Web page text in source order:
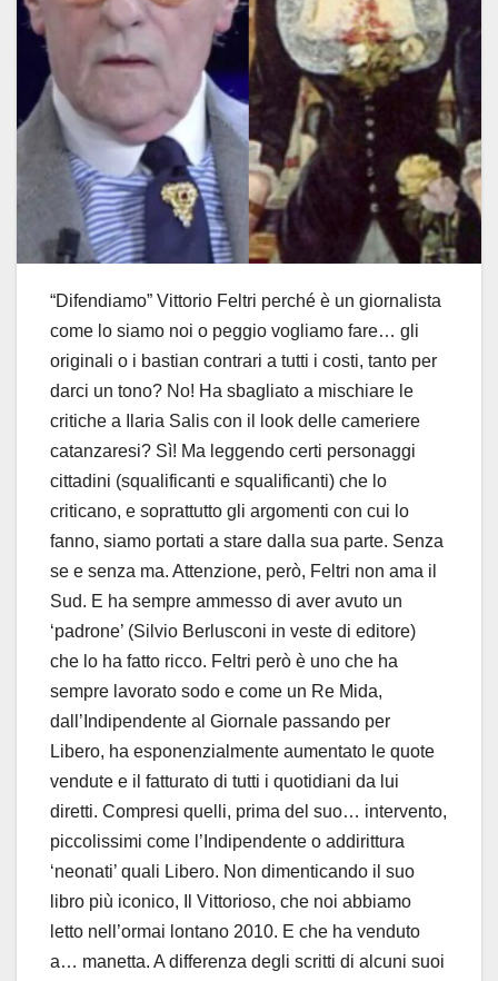
“Difendiamo” Vittorio Feltri perché è un giornalista
come lo siamo noi o peggio vogliamo fare… gli
originali o i bastian contrari a tutti i costi, tanto per
darci un tono? No! Ha sbagliato a mischiare le
critiche a Ilaria Salis con il look delle cameriere
catanzaresi? Sì! Ma leggendo certi personaggi
cittadini (squalificanti e squalificanti) che lo
criticano, e soprattutto gli argomenti con cui lo
fanno, siamo portati a stare dalla sua parte. Senza
se e senza ma. Attenzione, però, Feltri non ama il
Sud. E ha sempre ammesso di aver avuto un
‘padrone’ (Silvio Berlusconi in veste di editore)
che lo ha fatto ricco. Feltri però è uno che ha
sempre lavorato sodo e come un Re Mida,
dall’Indipendente al Giornale passando per
Libero, ha esponenzialmente aumentato le quote
vendute e il fatturato di tutti i quotidiani da lui
diretti. Compresi quelli, prima del suo… intervento,
piccolissimi come l’Indipendente o addirittura
‘neonati’ quali Libero. Non dimenticando il suo
libro più iconico, Il Vittorioso, che noi abbiamo
letto nell’ormai lontano 2010. E che ha venduto
a… manetta. A differenza degli scritti di alcuni suoi